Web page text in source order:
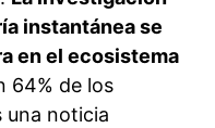
instantánea se
en el ecosistema
64% de los
una noticia